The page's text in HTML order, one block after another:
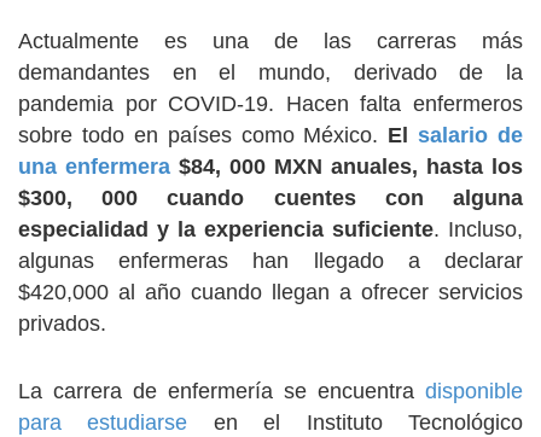
Actualmente es una de las carreras más
demandantes en el mundo, derivado de la
pandemia por COVID-19. Hacen falta enfermeros
sobre todo en países como México. Elsalario de
una enfermera $84, 000 MXN anuales, hasta los
$300, 000 cuando cuentes con alguna
especialidad y la experiencia suficiente. Incluso,
algunas enfermeras han llegado a declarar
$420,000 al año cuando llegan a ofrecer servicios
privados.
La carrera de enfermería se encuentra disponible
para estudiarse en el Instituto Tecnológico